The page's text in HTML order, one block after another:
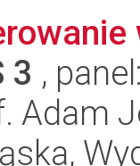
3 ,
Adam